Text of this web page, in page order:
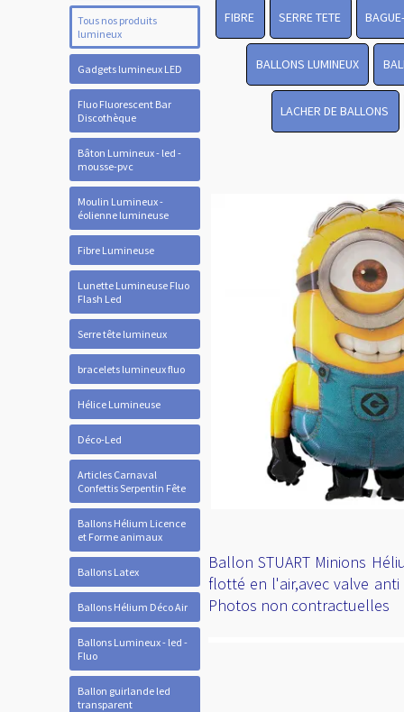
Tous nos produits
lumineux
Gadgets lumineux LED
Fluo Fluorescent Bar
Discothèque
Bâton Lumineux - led -
mousse-pvc
Moulin Lumineux -
éolienne lumineuse
Fibre Lumineuse
Lunette Lumineuse Fluo
Flash Led
Serre tête lumineux
bracelets lumineux fluo
Hélice Lumineuse
Déco-Led
Articles Carnaval
Confettis Serpentin Fête
Ballons Hélium Licence
et Forme animaux
Ballons Latex
Ballons Hélium Déco Air
Ballons Lumineux - led -
Fluo
Ballon guirlande led
transparent
FIBRE SERRE TETE
BALLONS LUMINEUX
LACHER DE BALLONS
Ballon STUART Minions
flotté en l'air,avec valve
Photos non contractuelles